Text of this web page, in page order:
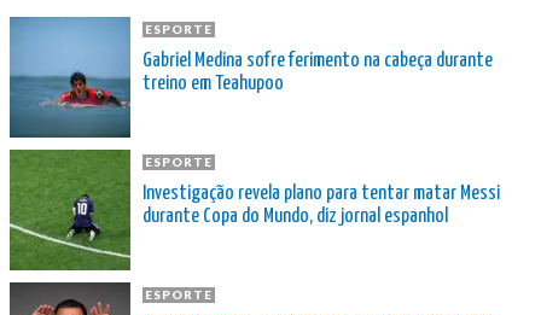
ESPORTE
Gabriel Medina sofre ferimento na cabeça durante
treino em Teahupoo
ESPORTE
Investigação revela plano para tentar matar Messi
durante Copa do Mundo, diz jornal espanhol
ESPORTE